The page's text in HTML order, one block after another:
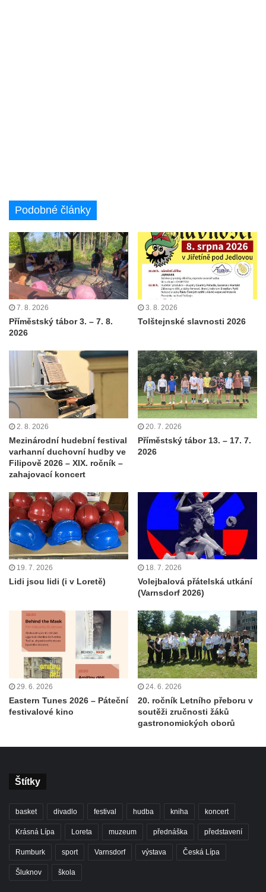
Podobné články
7. 8. 2026
Příměstský tábor 3. – 7. 8.
2026
3. 8. 2026
Tolštejnské slavnosti 2026
2. 8. 2026
Mezinárodní hudební festival
varhanní duchovní hudby ve
Filipově 2026 – XIX. ročník –
zahajovací koncert
20. 7. 2026
Příměstský tábor 13. – 17. 7.
2026
19. 7. 2026
Lidi jsou lidi (i v Loretě)
18. 7. 2026
Volejbalová přátelská utkání
(Varnsdorf 2026)
29. 6. 2026
Eastern Tunes 2026 – Páteční
festivalové kino
24. 6. 2026
20. ročník Letního přeboru v
soutěži zručnosti žáků
gastronomických oborů
Štítky
basket divadlo festival hudba kniha koncert
Krásná Lípa Loreta muzeum přednáška představení
Rumburk sport Varnsdorf výstava Česká Lípa
Šluknov škola